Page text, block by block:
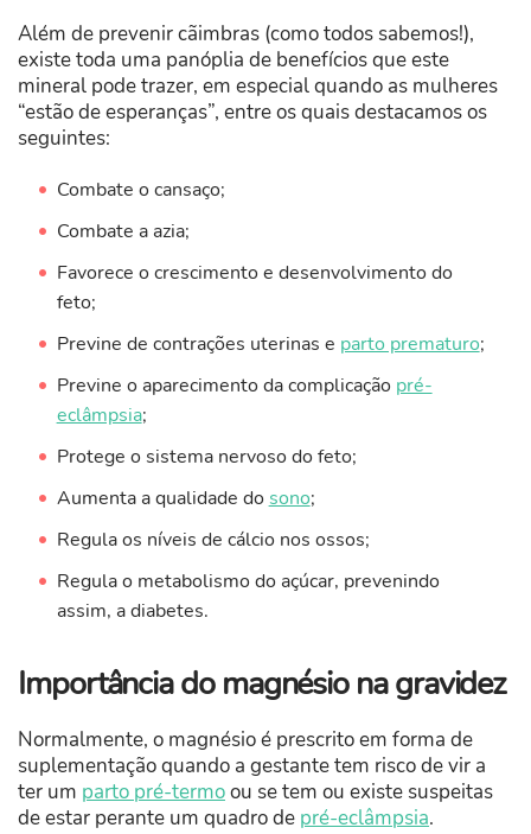
Além de prevenir cãimbras (como todos sabemos!),
existe toda uma panóplia de benefícios que este
mineral pode trazer, em especial quando as mulheres
“estão de esperanças”, entre os quais destacamos os
seguintes:
Combate o cansaço;
Combate a azia;
Favorece o crescimento e desenvolvimento do
feto;
Previne de contrações uterinas e parto prematuro;
Previne o aparecimento da complicação pré-
eclâmpsia;
Protege o sistema nervoso do feto;
Aumenta a qualidade dosono;
Regula os níveis de cálcio nos ossos;
Regula o metabolismo do açúcar, prevenindo
assim, a diabetes.
Importância do magnésio na gravidez
Normalmente, o magnésio é prescrito em forma de
suplementação quando a gestante tem risco de vir a
ter um parto pré-termoou se tem ou existe suspeitas
de estar perante um quadro de pré-eclâmpsia.